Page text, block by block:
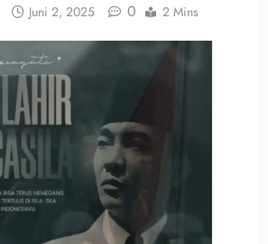
Juni 2, 2025 0 2 Mins